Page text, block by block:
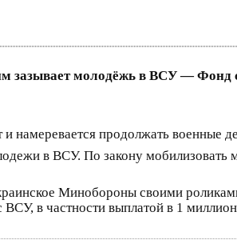
зазывает молодёжь в ВСУ — Фонд
намеревается продолжать военные
в ВСУ. По закону мобилизовать
Минобороны своими
в частности выплатой в 1